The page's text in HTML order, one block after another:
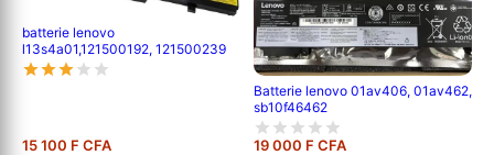
batterie lenovo
l13s4a01,121500192, 121500239
15 100 F CFA
Batterie lenovo 01av406, 01av462,
sb10f46462
19 000 F CFA